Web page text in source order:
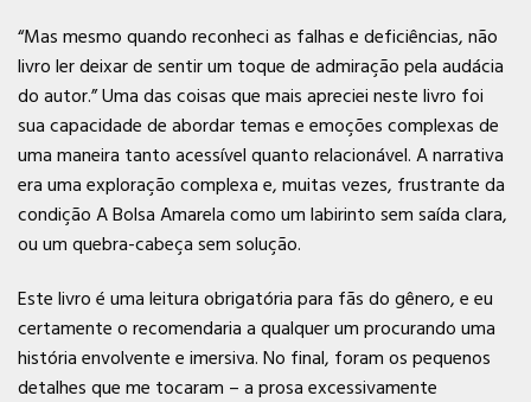
“Mas mesmo quando reconheci as falhas e deficiências, não
livro ler deixar de sentir um toque de admiração pela audácia
do autor.” Uma das coisas que mais apreciei neste livro foi
sua capacidade de abordar temas e emoções complexas de
uma maneira tanto acessível quanto relacionável. A narrativa
era uma exploração complexa e, muitas vezes, frustrante da
condição A Bolsa Amarela como um labirinto sem saída clara,
ou um quebra-cabeça sem solução.
Este livro é uma leitura obrigatória para fãs do gênero, e eu
certamente o recomendaria a qualquer um procurando uma
história envolvente e imersiva. No final, foram os pequenos
detalhes que me tocaram – a prosa excessivamente